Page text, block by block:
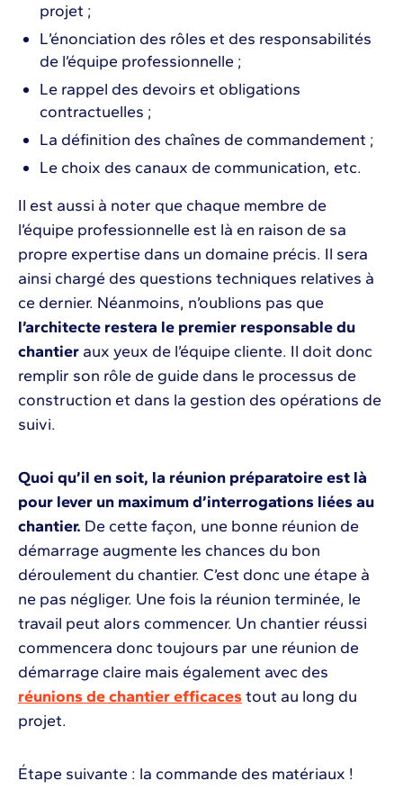
projet ;
L’énonciation des rôles et des responsabilités
de l’équipe professionnelle ;
Le rappel des devoirs et obligations
contractuelles ;
La définition des chaînes de commandement ;
Le choix des canaux de communication, etc.
Il est aussi à noter que chaque membre de
l’équipe professionnelle est là en raison de sa
propre expertise dans un domaine précis. Il sera
ainsi chargé des questions techniques relatives à
ce dernier. Néanmoins, n’oublions pas que
l’architecte restera le premier responsable du
chantier aux yeux de l’équipe cliente. Il doit donc
remplir son rôle de guide dans le processus de
construction et dans la gestion des opérations de
suivi.
Quoi qu’il en soit, la réunion préparatoire est là
pour lever un maximum d’interrogations liées au
chantier. De cette façon, une bonne réunion de
démarrage augmente les chances du bon
déroulement du chantier. C’est donc une étape à
ne pas négliger. Une fois la réunion terminée, le
travail peut alors commencer. Un chantier réussi
commencera donc toujours par une réunion de
démarrage claire mais également avec des
réunions de chantier efficaces tout au long du
projet.
Étape suivante : la commande des matériaux !